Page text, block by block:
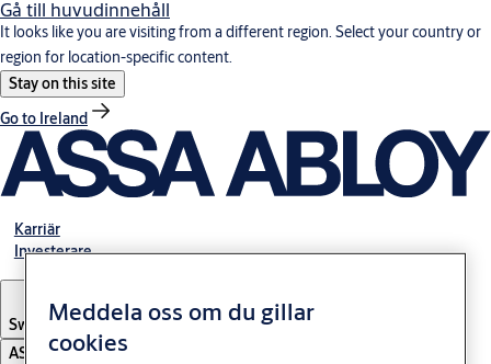
Gå till huvudinnehåll
It looks like you are visiting from a different region. Select your country or
region for location-specific content.
Stay on this site
Go to Ireland
Karriär
Investerare
Sweden·Svenska
ASSA ABLOY Group
Meddela oss om du gillar
cookies